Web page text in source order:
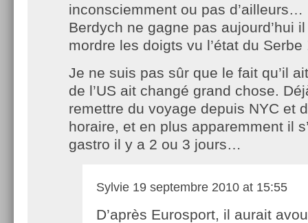
inconsciemment ou pas d’ailleurs…
Berdych ne gagne pas aujourd’hui il
mordre les doigts vu l’état du Serbe
Je ne suis pas sûr que le fait qu’il
de l’US ait changé grand chose.
remettre du voyage depuis NYC et
horaire, et en plus apparemment il
gastro il y a 2 ou 3 jours…
Sylvie 19 septembre 2010 at 15:55
D’après Eurosport, il aurait